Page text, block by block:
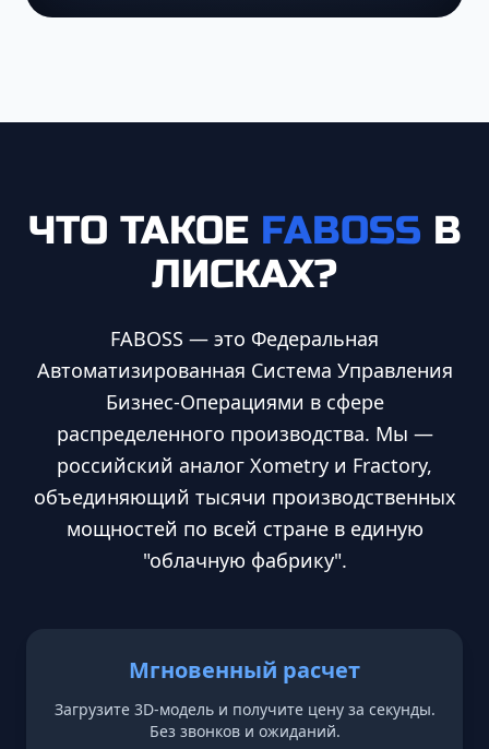
ЧТО ТАКОЕ FABOSS В
ЛИСКАХ?
FABOSS — это Федеральная
Автоматизированная Система Управления
Бизнес-Операциями в сфере
распределенного производства. Мы —
российский аналог Xometry и Fractory,
объединяющий тысячи производственных
мощностей по всей стране в единую
"облачную фабрику".
Мгновенный расчет
Загрузите 3D-модель и получите цену за секунды.
Без звонков и ожиданий.